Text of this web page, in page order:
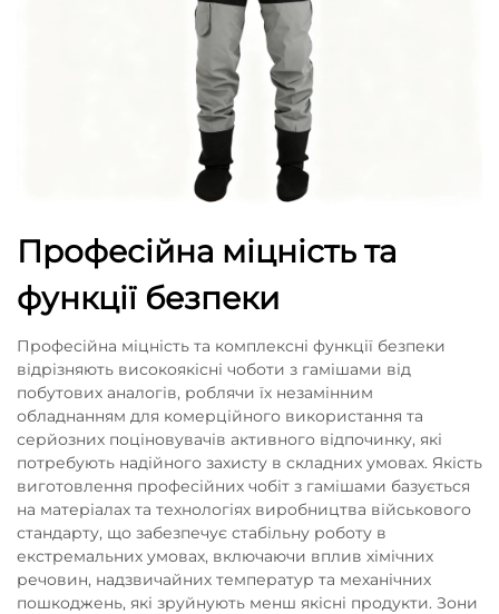
Професійна міцність та
функції безпеки
Професійна міцність та комплексні функції безпеки
відрізняють високоякісні чоботи з гамішами від
побутових аналогів, роблячи їх незамінним
обладнанням для комерційного використання та
серйозних поціновувачів активного відпочинку, які
потребують надійного захисту в складних умовах. Якість
виготовлення професійних чобіт з гамішами базується
на матеріалах та технологіях виробництва військового
стандарту, що забезпечує стабільну роботу в
екстремальних умовах, включаючи вплив хімічних
речовин, надзвичайних температур та механічних
пошкоджень, які зруйнують менш якісні продукти. Зони